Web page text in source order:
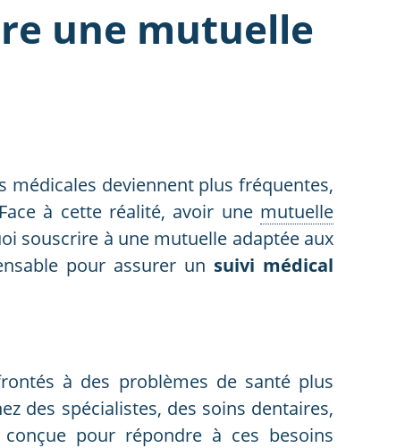
une mutuelle
médicales deviennent plus fréquentes,
à cette réalité, avoir une mutuelle
souscrire à une mutuelle adaptée aux
pour assurer un suivi médical
à des problèmes de santé plus
des spécialistes, des soins dentaires,
pour répondre à ces besoins